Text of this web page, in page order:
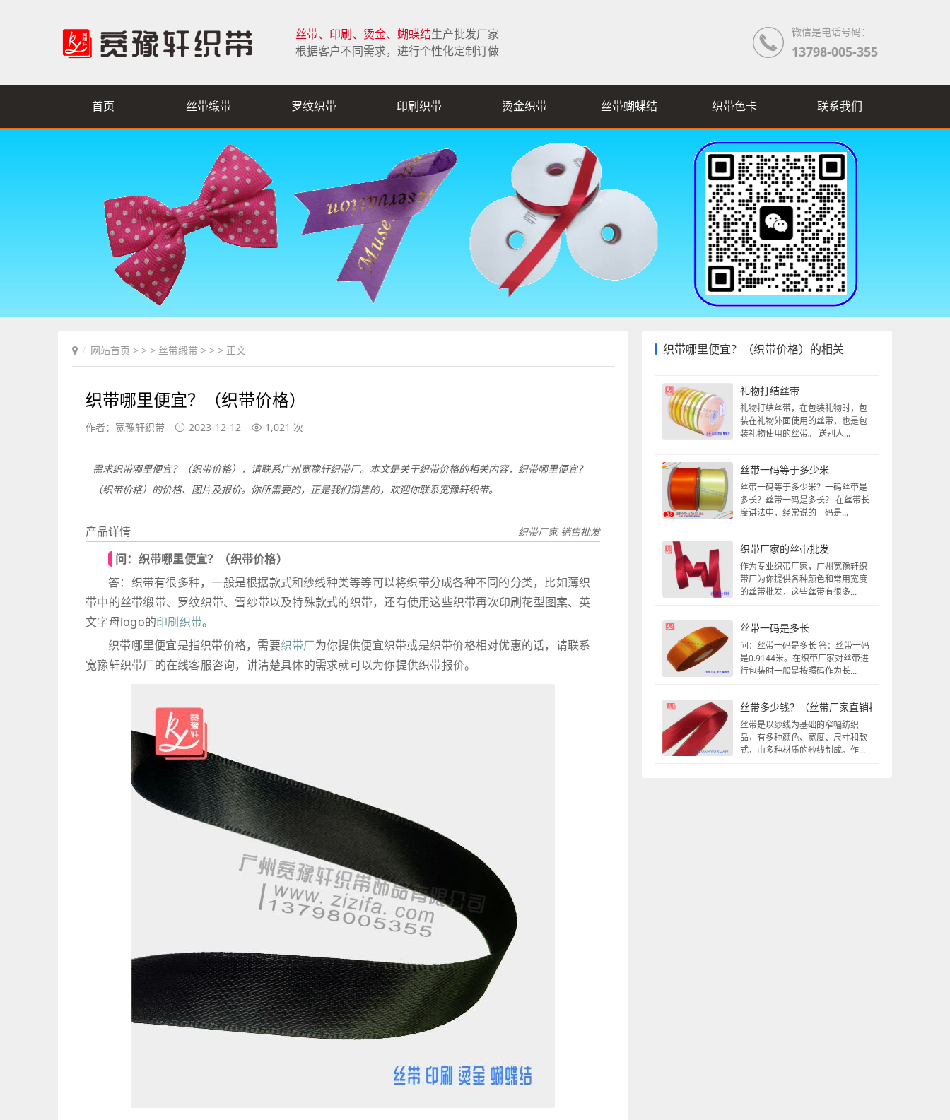
微信是电话号码：
13798-005-355
丝带、印刷、烫金、蝴蝶结生产批发厂家
根据客户不同需求，进行个性化定制订做
首页 丝带缎带 罗纹织带 印刷织带 烫金织带 丝带蝴蝶结 织带色卡 联系我们
网站首页 > > > 丝带缎带 > > > 正文
织带哪里便宜？（织带价格）
作者：宽豫轩织带 2023-12-12 1,021 次
需求织带哪里便宜？（织带价格），请联系广州宽豫轩织带厂。本文是关于织带价格的相关内容，织带哪里便宜？
（织带价格）的价格、图片及报价。你所需要的，正是我们销售的，欢迎你联系宽豫轩织带。
产品详情 织带厂家 销售批发
问：织带哪里便宜？（织带价格）
答：织带有很多种，一般是根据款式和纱线种类等等可以将织带分成各种不同的分类，比如薄织
带中的丝带缎带、罗纹织带、雪纱带以及特殊款式的织带，还有使用这些织带再次印刷花型图案、英
文字母logo的印刷织带。
织带哪里便宜是指织带价格，需要织带厂为你提供便宜织带或是织带价格相对优惠的话，请联系
宽豫轩织带厂的在线客服咨询，讲清楚具体的需求就可以为你提供织带报价。
织带哪里便宜？（织带价格）的相关
礼物打结丝带
礼物打结丝带，在包装礼物时，包
装在礼物外面使用的丝带，也是包
装礼物使用的丝带。 送别人...
丝带一码等于多少米
丝带一码等于多少米？一码丝带是
多长？丝带一码是多长？ 在丝带长
度讲法中，经常说的一码是...
织带厂家的丝带批发
作为专业织带厂家，广州宽豫轩织
带厂为你提供各种颜色和常用宽度
的丝带批发，这些丝带有很多...
丝带一码是多长
问：丝带一码是多长 答：丝带一码
是0.9144米。在织带厂家对丝带进
行包装时一般是按照码作为长...
丝带多少钱？（丝带厂家直销批发）
丝带是以纱线为基础的窄幅纺织
品，有多种颜色、宽度、尺寸和款
式，由多种材质的纱线制成。作...